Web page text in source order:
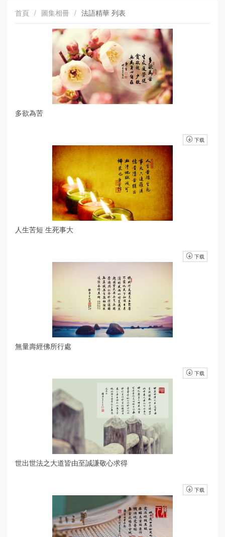
首頁 / 圖集相冊 / 法語精華 列表
多欲為苦
下载
人生苦短 生死事大
下载
無量壽經佛所行處
下载
世出世法之大道皆由至誠謙敬心求得
下载